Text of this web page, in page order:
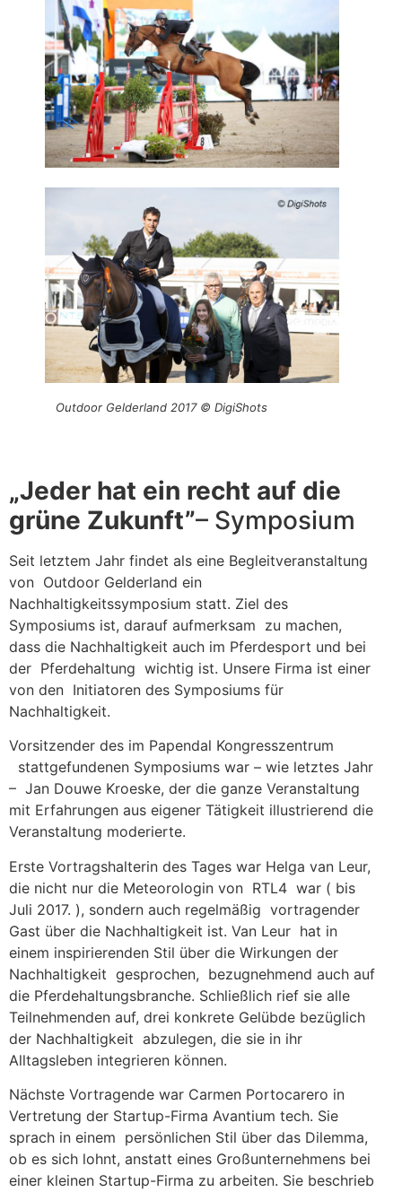
Outdoor Gelderland 2017 © DigiShots
„Jeder hat ein recht auf die
grüne Zukunft”– Symposium
Seit letztem Jahr findet als eine Begleitveranstaltung
von Outdoor Gelderland ein
Nachhaltigkeitssymposium statt. Ziel des
Symposiums ist, darauf aufmerksam zu machen,
dass die Nachhaltigkeit auch im Pferdesport und bei
der Pferdehaltung wichtig ist. Unsere Firma ist einer
von den Initiatoren des Symposiums für
Nachhaltigkeit.
Vorsitzender des im Papendal Kongresszentrum
stattgefundenen Symposiums war – wie letztes Jahr
– Jan Douwe Kroeske, der die ganze Veranstaltung
mit Erfahrungen aus eigener Tätigkeit illustrierend die
Veranstaltung moderierte.
Erste Vortragshalterin des Tages war Helga van Leur,
die nicht nur die Meteorologin von RTL4 war ( bis
Juli 2017. ), sondern auch regelmäßig vortragender
Gast über die Nachhaltigkeit ist. Van Leur hat in
einem inspirierenden Stil über die Wirkungen der
Nachhaltigkeit gesprochen, bezugnehmend auch auf
die Pferdehaltungsbranche. Schließlich rief sie alle
Teilnehmenden auf, drei konkrete Gelübde bezüglich
der Nachhaltigkeit abzulegen, die sie in ihr
Alltagsleben integrieren können.
Nächste Vortragende war Carmen Portocarero in
Vertretung der Startup-Firma Avantium tech. Sie
sprach in einem persönlichen Stil über das Dilemma,
ob es sich lohnt, anstatt eines Großunternehmens bei
einer kleinen Startup-Firma zu arbeiten. Sie beschrieb